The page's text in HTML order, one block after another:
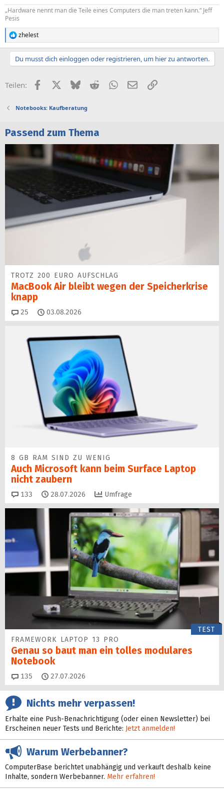
„Hardware nennt man die Teile eines Computers die man treten kann.“ Jeff
Pesis
R
e
a
o
n
zhelest
Du musst dich einloggen oder registrieren, um hier zu antworten.
Teilen: FacebookX (Twitter)
BlueskyRedditWhatsApp
E-MailLink
Notebooks: Kaufberatung
Passend zum Thema
TROTZ 200 EURO AUFSCHLAG
MacBook Air bleibt wegen der Speicherkrise
knapp
25 Kommentare
03.08.2026
8 GB RAM SIND ZU WENIG
Auch Microsoft kann beim Surface Laptop
nicht zaubern
133 Kommentare
28.07.2026 Umfrage
TEST
FRAMEWORK LAPTOP 13 PRO
Genau so baut man ein tolles modulares
Notebook
135 Kommentare
27.07.2026
Nichts mehr verpassen!
Erhalte eine Push-Benachrichtigung (oder einen Newsletter) bei
Erscheinen neuer Tests und Berichte: Jetzt anmelden!
Warum Werbebanner?
ComputerBase berichtet unabhängig und verkauft deshalb keine
Inhalte, sondern Werbebanner. Mehr erfahren!